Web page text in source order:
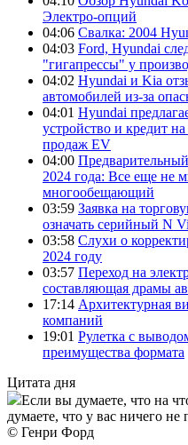
Электро-опций
04:06 Свалка: 2004
04:03 Ford, Hyundai
"гигапрессы" у
04:02 Hyundai и Kia
автомобилей из-за
04:01 Hyundai
устройство и кредит
продаж EV
04:00
2024 года: Все еще не
многообещающий
03:59 Заявка на
означать серийный N
03:58 Слухи о
2024 году
03:57 Переход на
составляющая драмы
17:14 Архитектурная
компаний
19:01 Рулетка с
преимущества формата
Цитата дня
Если вы думаете, что на
думаете, что у вас ничего
© Генри Форд